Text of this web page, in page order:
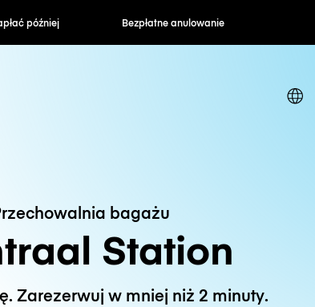
Bezpłatne anulowanie Stawki godzinowe / dzienne
bagażu
Station
Zarezerwuj w mniej niż 2 minuty.